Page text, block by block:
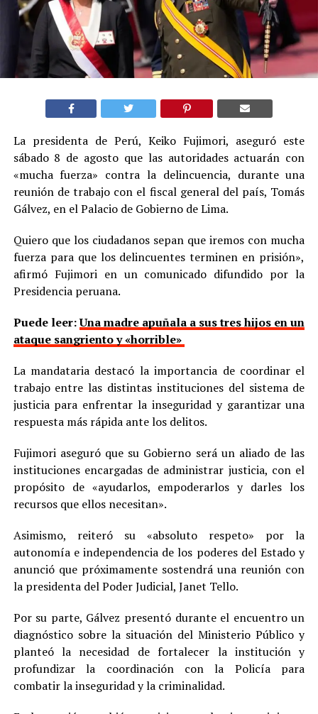
La presidenta de Perú, Keiko Fujimori, aseguró este
sábado 8 de agosto que las autoridades actuarán con
«mucha fuerza» contra la delincuencia, durante una
reunión de trabajo con el fiscal general del país, Tomás
Gálvez, en el Palacio de Gobierno de Lima.
Quiero que los ciudadanos sepan que iremos con mucha
fuerza para que los delincuentes terminen en prisión»,
afirmó Fujimori en un comunicado difundido por la
Presidencia peruana.
Puede leer:Una madre apuñala a sus tres hijos en un
ataque sangriento y «horrible»
La mandataria destacó la importancia de coordinar el
trabajo entre las distintas instituciones del sistema de
justicia para enfrentar la inseguridad y garantizar una
respuesta más rápida ante los delitos.
Fujimori aseguró que su Gobierno será un aliado de las
instituciones encargadas de administrar justicia, con el
propósito de «ayudarlos, empoderarlos y darles los
recursos que ellos necesitan».
Asimismo, reiteró su «absoluto respeto» por la
autonomía e independencia de los poderes del Estado y
anunció que próximamente sostendrá una reunión con
la presidenta del Poder Judicial, Janet Tello.
Por su parte, Gálvez presentó durante el encuentro un
diagnóstico sobre la situación del Ministerio Público y
planteó la necesidad de fortalecer la institución y
profundizar la coordinación con la Policía para
combatir la inseguridad y la criminalidad.